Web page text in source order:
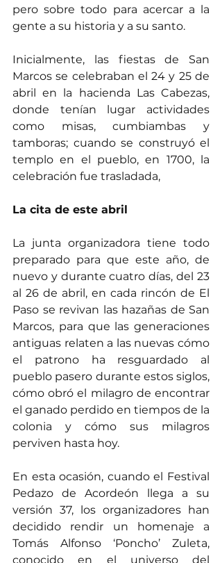
pero sobre todo para acercar a la
gente a su historia y a su santo.
Inicialmente, las fiestas de San
Marcos se celebraban el 24 y 25 de
abril en la hacienda Las Cabezas,
donde tenían lugar actividades
como misas, cumbiambas y
tamboras; cuando se construyó el
templo en el pueblo, en 1700, la
celebración fue trasladada,
La cita de este abril
La junta organizadora tiene todo
preparado para que este año, de
nuevo y durante cuatro días, del 23
al 26 de abril, en cada rincón de El
Paso se revivan las hazañas de San
Marcos, para que las generaciones
antiguas relaten a las nuevas cómo
el patrono ha resguardado al
pueblo pasero durante estos siglos,
cómo obró el milagro de encontrar
el ganado perdido en tiempos de la
colonia y cómo sus milagros
perviven hasta hoy.
En esta ocasión, cuando el Festival
Pedazo de Acordeón llega a su
versión 37, los organizadores han
decidido rendir un homenaje a
Tomás Alfonso ‘Poncho’ Zuleta,
conocido en el universo del